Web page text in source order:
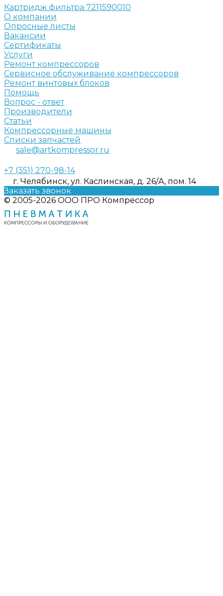
Картридж фильтра 7211590010
О компании
Опросные листы
Вакансии
Сертификаты
Услуги
Ремонт компрессоров
Сервисное обслуживание компрессоров
Ремонт винтовых блоков
Помощь
Вопрос - ответ
Производители
Статьи
Компрессорные машины
Списки запчастей
sale@artkompressor.ru
+7 (351) 270-98-14
г. Челябинск, ул. Каслинская, д. 26/А, пом. 14
Заказать звонок
© 2005-2026 ООО ПРО Компрессор